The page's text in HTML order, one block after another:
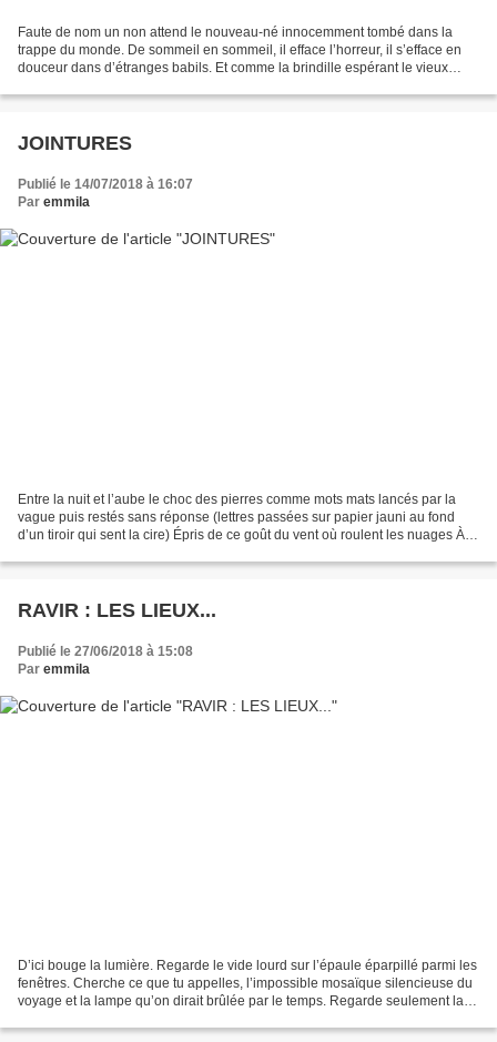
Faute de nom un non attend le nouveau-né innocemment tombé dans la
trappe du monde. De sommeil en sommeil, il efface l’horreur, il s’efface en
douceur dans d’étranges babils. Et comme la brindille espérant le vieux
JOINTURES
Publié le 14/07/2018 à 16:07
Par emmila
Entre la nuit et l’aube le choc des pierres comme mots mats lancés par la
vague puis restés sans réponse (lettres passées sur papier jauni au fond
d’un tiroir qui sent la cire) Épris de ce goût du vent où roulent les nuages À
RAVIR : LES LIEUX...
Publié le 27/06/2018 à 15:08
Par emmila
D’ici bouge la lumière. Regarde le vide lourd sur l’épaule éparpillé parmi les
fenêtres. Cherche ce que tu appelles, l’impossible mosaïque silencieuse du
voyage et la lampe qu’on dirait brûlée par le temps. Regarde seulement la